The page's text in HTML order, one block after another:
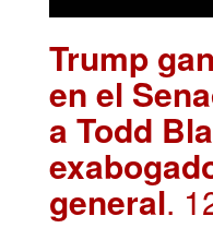
Trump
en el
a Todd
general.